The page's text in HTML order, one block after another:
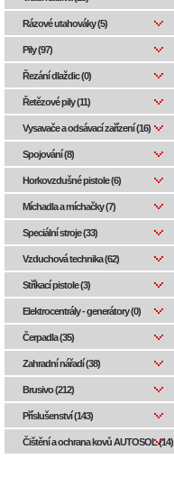
Rázové utahováky (5)
Pily (97)
Řezání dlaždic (0)
Řetězové pily (11)
Vysavače a odsávací zařízení (16)
Spojování (8)
Horkovzdušné pistole (6)
Míchadla a míchačky (7)
Speciální stroje (33)
Vzduchová technika (62)
Stříkací pistole (3)
Elektrocentrály - generátory (0)
Čerpadla (35)
Zahradní nářadí (38)
Brusivo (212)
Příslušenství (143)
Čištění a ochrana kovů AUTOSOL (14)